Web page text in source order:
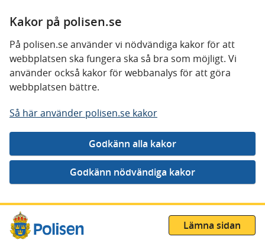
Kakor på polisen.se
På polisen.se använder vi nödvändiga kakor för att
webbplatsen ska fungera ska så bra som möjligt. Vi
använder också kakor för webbanalys för att göra
webbplatsen bättre.
Så här använder polisen.se kakor
Gå direkt till innehåll
Lämna sidan